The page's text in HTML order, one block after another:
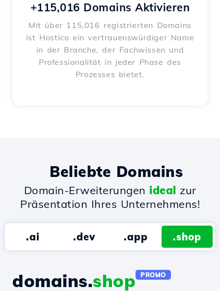
+115,016 Domains Aktivieren
Mit über 115,016 registrierten Domains
ist Hostico ein vertrauenswürdiger Name
in der Branche, der Fachwissen und
Professionalität in jeder Phase des
Prozesses bietet.
Beliebte Domains
Domain-Erweiterungen ideal zur
Präsentation Ihres Unternehmens!
.ai .dev .app .shop
domains.shop PROMO